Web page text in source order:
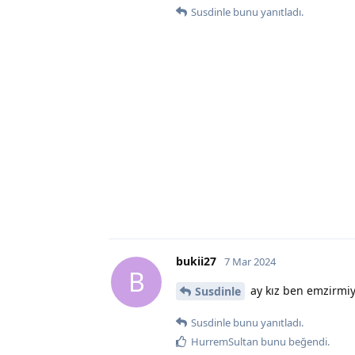
Susdinle bunu yanıtladı.
B
bukii27 7 Mar 2024
Susdinle ay kız ben
Susdinle bunu yanıtladı.
HurremSultan bunu beğendi.